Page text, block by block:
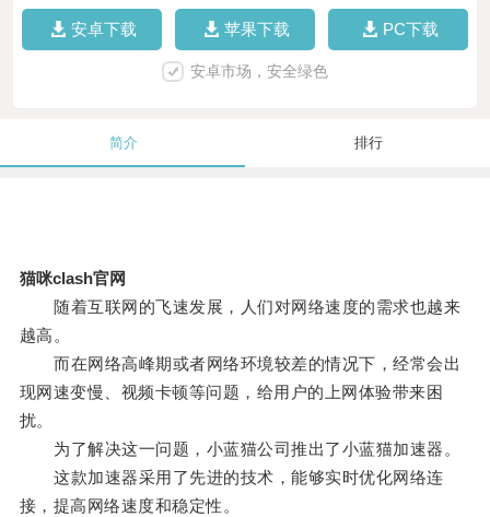
安卓下载 苹果下载 PC下载
安卓市场，安全绿色
简介 排行
猫咪clash官网
随着互联网的飞速发展，人们对网络速度的需求也越来
越高。
而在网络高峰期或者网络环境较差的情况下，经常会出
现网速变慢、视频卡顿等问题，给用户的上网体验带来困
扰。
为了解决这一问题，小蓝猫公司推出了小蓝猫加速器。
这款加速器采用了先进的技术，能够实时优化网络连
接，提高网络速度和稳定性。